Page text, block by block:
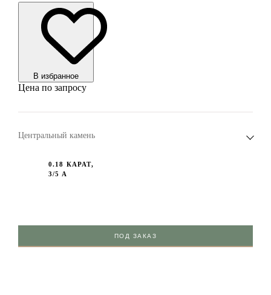
В избранноe
Цена по запросу
Центральный камень
0.18 КАРАТ,
3/5 А
ПОД ЗАКАЗ